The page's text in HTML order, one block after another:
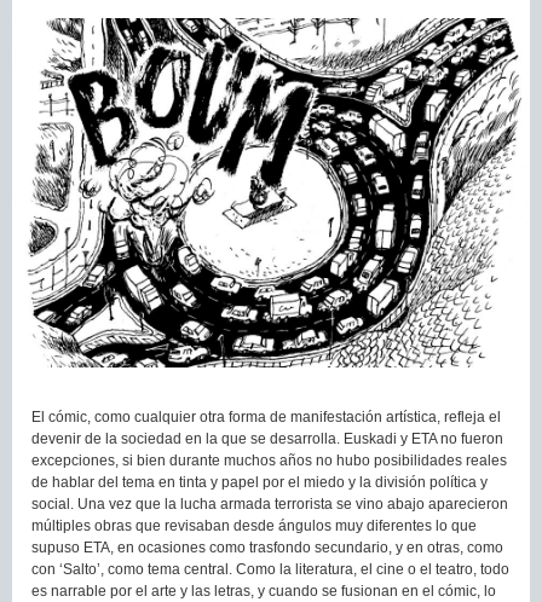
El cómic, como cualquier otra forma de manifestación artística, refleja el
devenir de la sociedad en la que se desarrolla. Euskadi y ETA no fueron
excepciones, si bien durante muchos años no hubo posibilidades reales
de hablar del tema en tinta y papel por el miedo y la división política y
social. Una vez que la lucha armada terrorista se vino abajo aparecieron
múltiples obras que revisaban desde ángulos muy diferentes lo que
supuso ETA, en ocasiones como trasfondo secundario, y en otras, como
con ‘Salto’, como tema central. Como la literatura, el cine o el teatro, todo
es narrable por el arte y las letras, y cuando se fusionan en el cómic, lo